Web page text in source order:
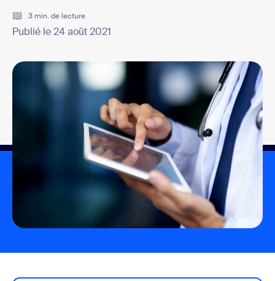
3 min. de lecture
Publié le 24 août 2021